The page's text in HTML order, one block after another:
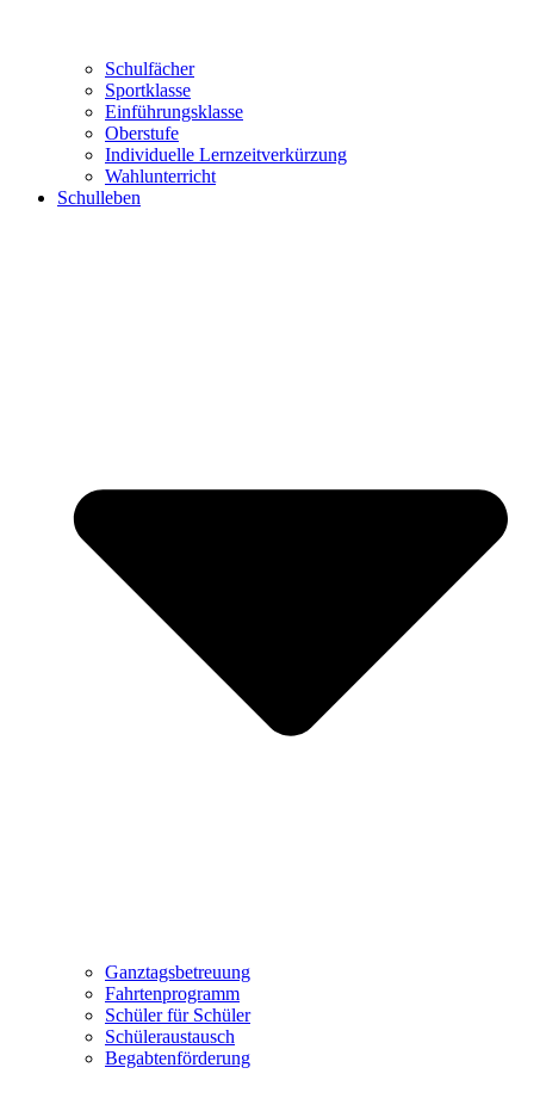
Schulfächer
Sportklasse
Einführungsklasse
Oberstufe
Individuelle Lernzeitverkürzung
Wahlunterricht
Schulleben
Ganztagsbetreuung
Fahrtenprogramm
Schüler für Schüler
Schüleraustausch
Begabtenförderung